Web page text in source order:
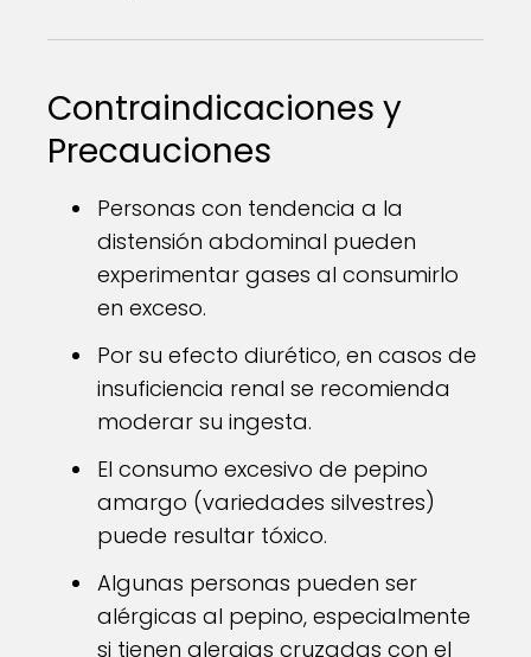
Contraindicaciones y
Precauciones
Personas con tendencia a la
distensión abdominal pueden
experimentar gases al consumirlo
en exceso.
Por su efecto diurético, en casos de
insuficiencia renal se recomienda
moderar su ingesta.
El consumo excesivo de pepino
amargo (variedades silvestres)
puede resultar tóxico.
Algunas personas pueden ser
alérgicas al pepino, especialmente
si tienen alergias cruzadas con el